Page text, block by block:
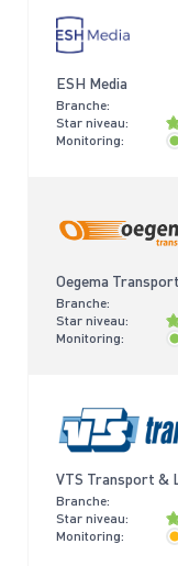
ESH Media
Branche:
Star niveau:
Monitoring:
Oegema
Branche:
Star niveau:
Monitoring:
VTS Transport &
Branche:
Star niveau:
Monitoring: